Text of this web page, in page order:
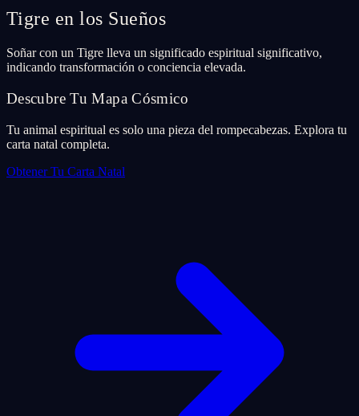
Tigre en los Sueños
Soñar con un Tigre lleva un significado espiritual significativo,
indicando transformación o conciencia elevada.
Descubre Tu Mapa Cósmico
Tu animal espiritual es solo una pieza del rompecabezas. Explora tu
carta natal completa.
Obtener Tu Carta Natal